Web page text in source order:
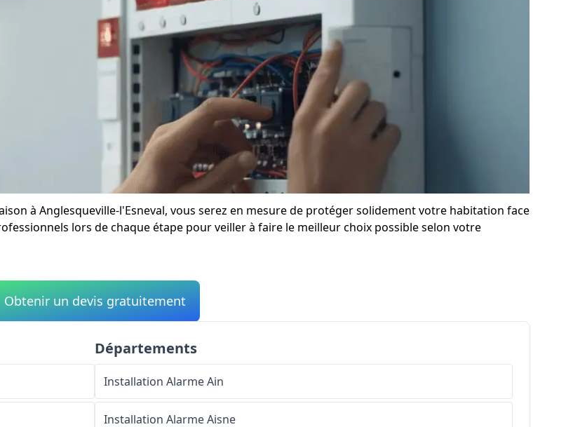
à Anglesqueville-l'Esneval, vous serez en mesure de protéger solidement votre habitation face
lors de chaque étape pour veiller à faire le meilleur choix possible selon votre
Obtenir un devis gratuitement
Départements
Installation AlarmeAin
Installation AlarmeAisne